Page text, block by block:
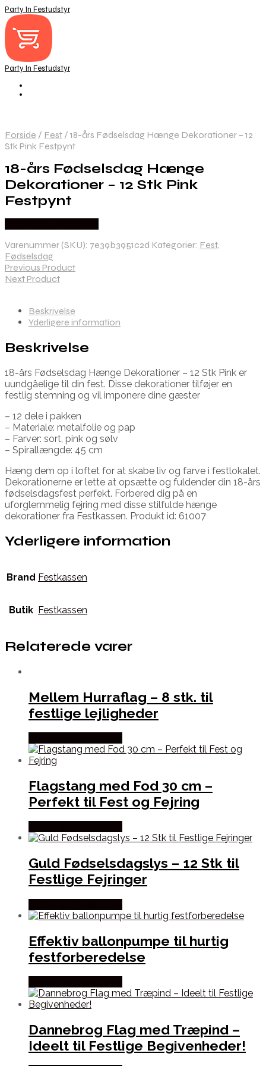
Party In Festudstyr
Party In Festudstyr
Forside / Fest / 18-års Fødselsdag Hænge Dekorationer – 12
Stk Pink Festpynt
18-års Fødselsdag Hænge
Dekorationer – 12 Stk Pink
Festpynt
Varenummer (SKU): 7e39b3951c2d Kategorier: Fest,
Fødselsdag
Previous Product
Next Product
Beskrivelse
Yderligere information
Beskrivelse
18-års Fødselsdag Hænge Dekorationer – 12 Stk Pink er
uundgåelige til din fest. Disse dekorationer tilføjer en
festlig stemning og vil imponere dine gæster
– 12 dele i pakken
– Materiale: metalfolie og pap
– Farver: sort, pink og sølv
– Spirallængde: 45 cm
Hæng dem op i loftet for at skabe liv og farve i festlokalet.
Dekorationerne er lette at opsætte og fuldender din 18-års
fødselsdagsfest perfekt. Forbered dig på en
uforglemmelig fejring med disse stilfulde hænge
dekorationer fra Festkassen. Produkt id: 61007
Yderligere information
Brand Festkassen
Butik Festkassen
Relaterede varer
Mellem Hurraflag – 8 stk. til
festlige lejligheder
Flagstang med Fod 30 cm –
Perfekt til Fest og Fejring
Guld Fødselsdagslys – 12 Stk til
Festlige Fejringer
Effektiv ballonpumpe til hurtig
festforberedelse
Dannebrog Flag med Træpind –
Ideelt til Festlige Begivenheder!